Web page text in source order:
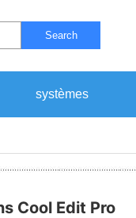
Search
systèmes
Cool Edit Pro